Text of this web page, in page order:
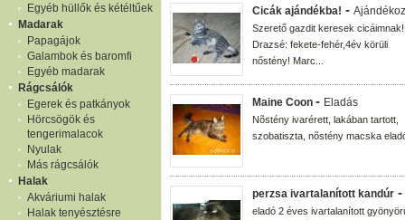
Egyéb hüllők és kétéltűek
Madarak
Papagájok
Galambok és baromfi
Egyéb madarak
Rágcsálók
Egerek és patkányok
Hörcsögök és
tengerimalacok
Nyulak
Más rágcsálók
Halak
Akváriumi halak
Halak tenyésztésre
Cicák ajándékba! -
Szerető gazdit keresek cicáimnak!
Drazsé: fekete-fehér,4év körüli
nőstény! Marc...
Maine Coon - Eladás
Nõstény ivarérett, lakában tartott,
szobatiszta, nõstény macska
perzsa ivartalanított kandúr -
eladó 2 éves ivartalanított